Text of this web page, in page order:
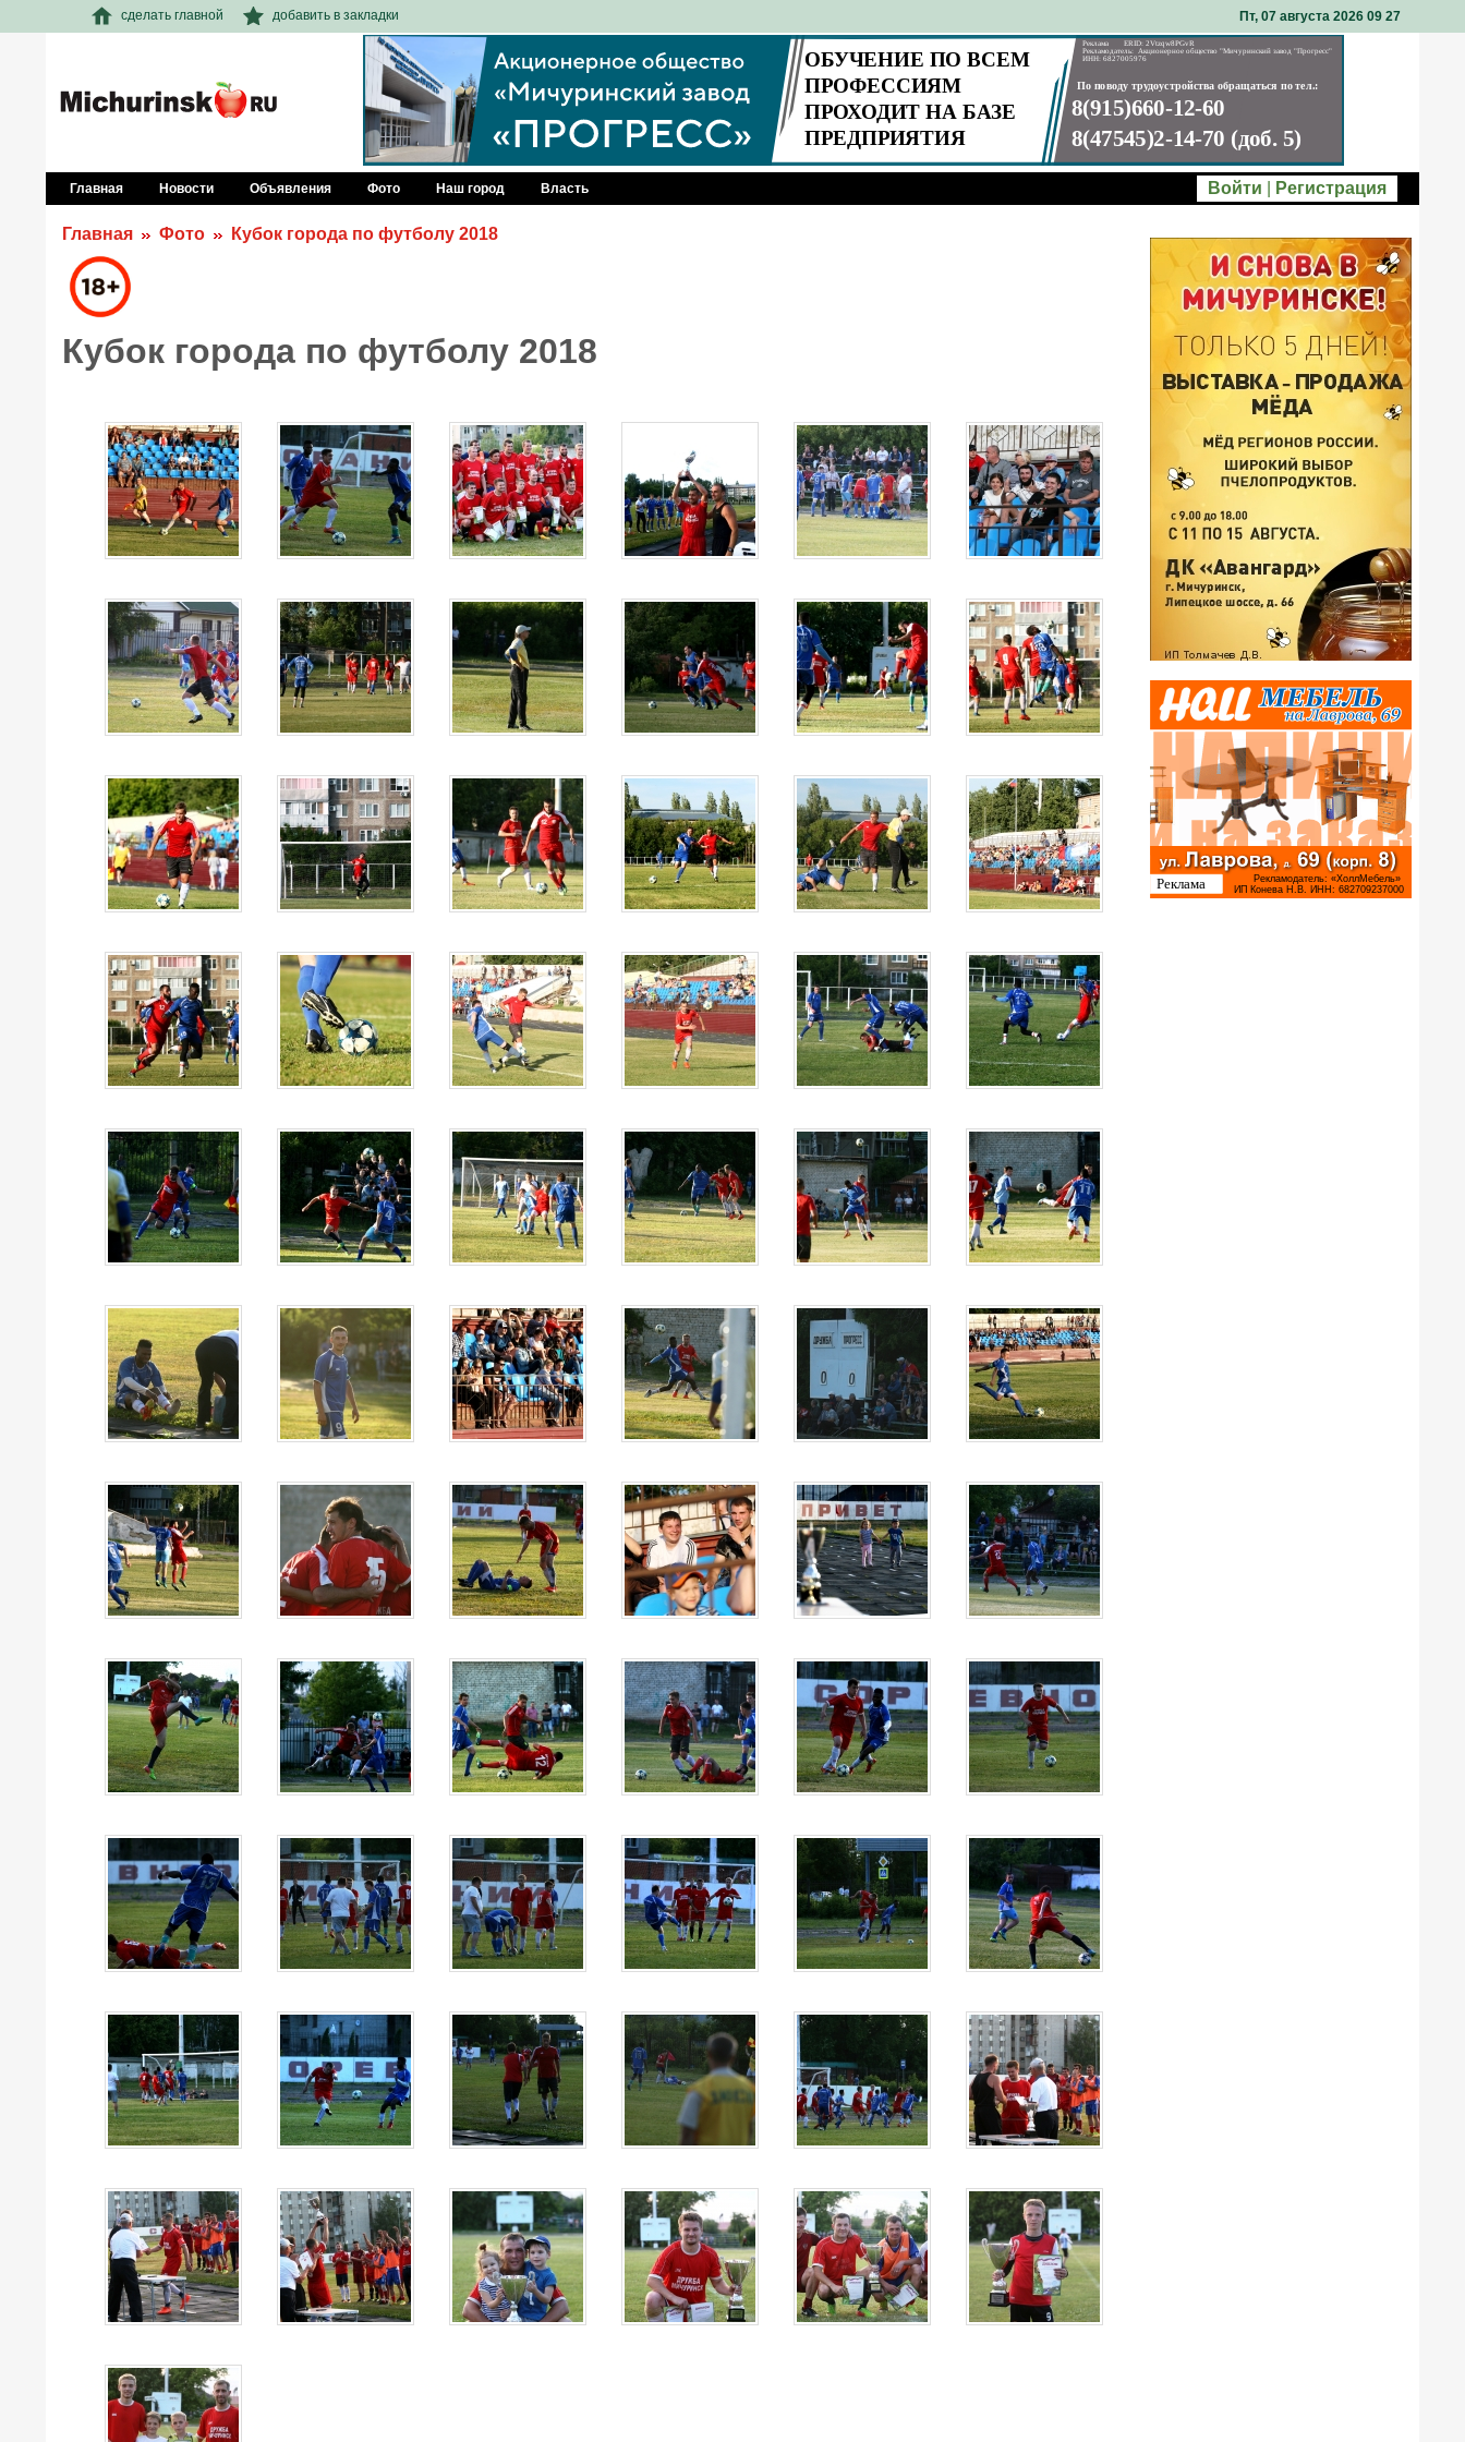
сделать главной добавить в закладки Пт, 07 августа 2026 09: 27
Главная Новости Объявления Фото Наш город Власть Войти Регистрация
Главная Фото Кубок города по футболу 2018
Кубок города по футболу 2018